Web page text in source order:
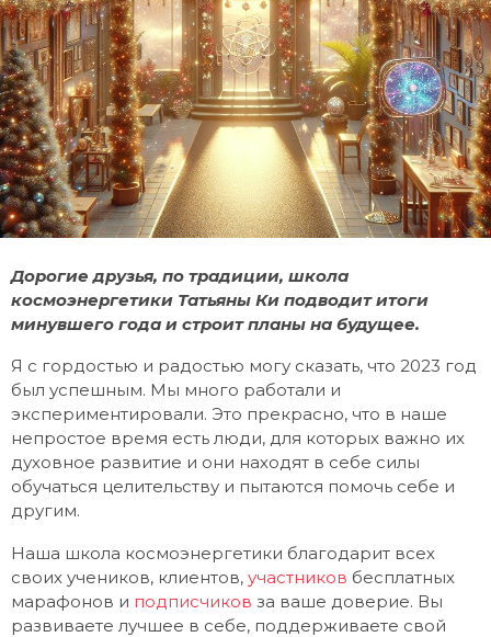
Дорогие друзья, по традиции, школа
космоэнергетики Татьяны Ки подводит итоги
минувшего года и строит планы на будущее.
Я с гордостью и радостью могу сказать, что 2023 год
был успешным. Мы много работали и
экспериментировали. Это прекрасно, что в наше
непростое время есть люди, для которых важно их
духовное развитие и они находят в себе силы
обучаться целительству и пытаются помочь себе и
другим.
Наша школа космоэнергетики благодарит всех
своих учеников, клиентов, участников бесплатных
марафонов и подписчиков за ваше доверие. Вы
развиваете лучшее в себе, поддерживаете свой